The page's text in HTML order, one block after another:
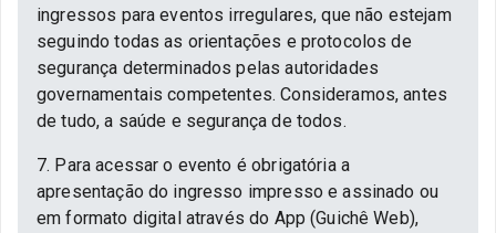
ingressos para eventos irregulares, que não estejam
seguindo todas as orientações e protocolos de
segurança determinados pelas autoridades
governamentais competentes. Consideramos, antes
de tudo, a saúde e segurança de todos.
7. Para acessar o evento é obrigatória a
apresentação do ingresso impresso e assinado ou
em formato digital através do App (Guichê Web),